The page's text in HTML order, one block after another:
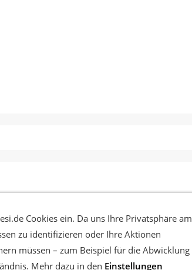
DATENSCHUTZ AGB
IMPRESSUM
Cookies ein. Da uns Ihre Privatsphäre am
zu identifizieren oder Ihre Aktionen
müssen – zum Beispiel für die Abwicklung
Mehr dazu in den Einstellungen